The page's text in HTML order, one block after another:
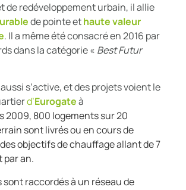
de redéveloppement urbain, il allie
de pointe ethaute valeur
. Il a même été consacré en 2016 par
dans la catégorie « Best Futur
s’active, et des projets voient le
d’Eurogateà
2009, 800 logements sur 20
sont livrés ou en cours de
objectifs de chauffage allant de 7
par an.
sont raccordés à un réseau de